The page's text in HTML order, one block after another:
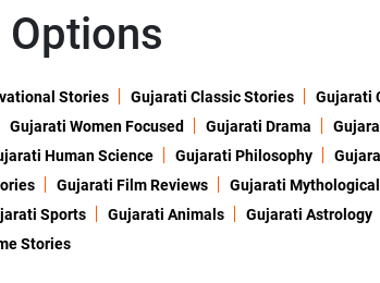
Stories Gujarati Classic Stories
Gujarati
Gujarati Women Focused Gujarati Drama
Human Science Gujarati Philosophy
Gujarati Film Reviews
Gujarati
Sports Gujarati Animals Gujarati Astrology
Stories